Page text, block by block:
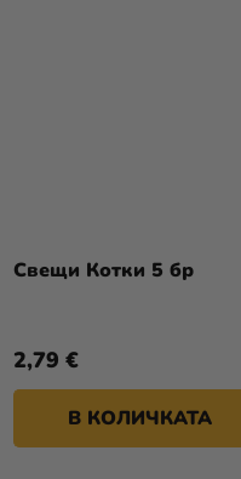
Свещи Котки 5 бр
2,79 €
В КОЛИЧКАТА